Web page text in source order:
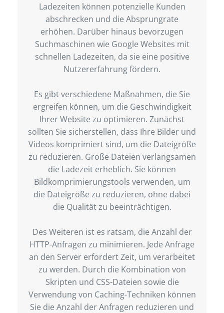
Ladezeiten können potenzielle Kunden
abschrecken und die Absprungrate
erhöhen. Darüber hinaus bevorzugen
Suchmaschinen wie Google Websites mit
schnellen Ladezeiten, da sie eine positive
Nutzererfahrung fördern.
Es gibt verschiedene Maßnahmen, die Sie
ergreifen können, um die Geschwindigkeit
Ihrer Website zu optimieren. Zunächst
sollten Sie sicherstellen, dass Ihre Bilder und
Videos komprimiert sind, um die Dateigröße
zu reduzieren. Große Dateien verlangsamen
die Ladezeit erheblich. Sie können
Bildkomprimierungstools verwenden, um
die Dateigröße zu reduzieren, ohne dabei
die Qualität zu beeinträchtigen.
Des Weiteren ist es ratsam, die Anzahl der
HTTP-Anfragen zu minimieren. Jede Anfrage
an den Server erfordert Zeit, um verarbeitet
zu werden. Durch die Kombination von
Skripten und CSS-Dateien sowie die
Verwendung von Caching-Techniken können
Sie die Anzahl der Anfragen reduzieren und